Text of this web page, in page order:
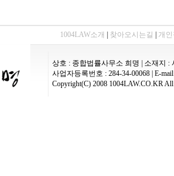
1004LAW소개 찾아오시는길 개
상호 : 종합법률사무소 희명 | 소재지 :
사업자등록번호 : 284-34-00068 | E-
Copyright(C) 2008 1004LAW.CO.KR All